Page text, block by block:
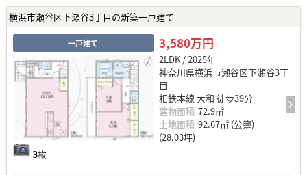
横浜市瀬谷区下瀬谷3丁目の新築一戸建て
一戸建て
3枚
3,580万円
2LDK / 2025年
神奈川県横浜市瀬谷区下瀬谷3丁
目
相鉄本線 大和 徒歩39分
建物面積 72.9㎡
土地面積 92.67㎡ (公簿)
(28.03坪)